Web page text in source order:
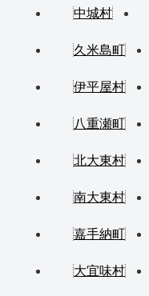
中城村
久米島町
伊平屋村
八重瀬町
北大東村
南大東村
嘉手納町
大宜味村